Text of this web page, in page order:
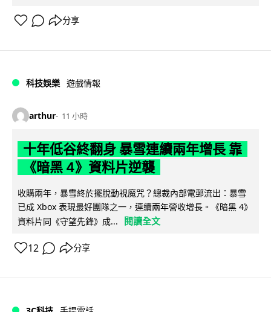
分享
科技娛樂 遊戲情報
arthur 11 小時
十年低谷終翻身 暴雪連續兩年增長 靠
《暗黑 4》資料片逆襲
收購兩年，暴雪終於擺脫動視魔咒？總裁內部電郵流出：暴雪
已成 Xbox 表現最好團隊之一，連續兩年營收增長。《暗黑 4》
資料片同《守望先鋒》成...
閱讀全文
12 分享